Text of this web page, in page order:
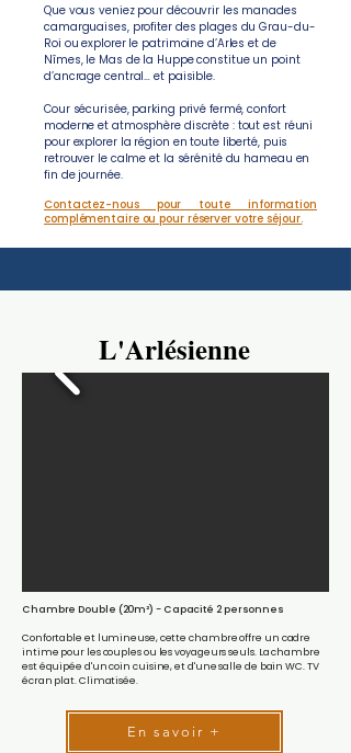
Que vous veniez pour découvrir les manades
camarguaises, profiter des plages du Grau-du-
Roi ou explorer le patrimoine d’Arles et de
Nîmes, le Mas de la Huppe constitue un point
d’ancrage central… et paisible.
Cour sécurisée, parking privé fermé, confort
moderne et atmosphère discrète : tout est réuni
pour explorer la région en toute liberté, puis
retrouver le calme et la sérénité du hameau en
fin de journée.
Contactez-nous pour toute information
complémentaire ou pour réserver votre séjour.
L'Arlésienne
L'Arlésienne
Chambre Double (20m²) - Capacité 2 personnes
Confortable et lumineuse, cette chambre offre un cadre
intime pour les couples ou les voyageurs seuls. La chambre
est équipée d'un coin cuisine, et d'une salle de bain WC. TV
écran plat. Climatisée.
En savoir +